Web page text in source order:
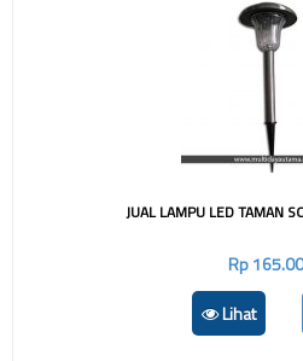
JUAL LAMPU LED TAMAN
Rp
Lihat